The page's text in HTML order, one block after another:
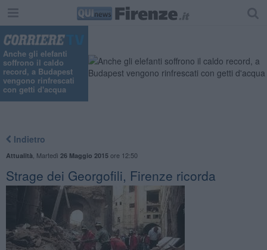
Anche gli elefanti
soffrono il caldo
record, a Budapest
vengono rinfrescati
con getti d'acqua
Indietro
Attualità Martedì 26 Maggio 2015ore 12:50
Strage dei Georgofili, Firenze ricorda